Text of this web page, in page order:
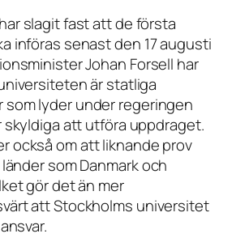
slagit fast att de första
införas senast den 17 augusti
Johan Forsell har
är statliga
lyder under regeringen
skyldiga att utföra uppdraget.
också om att liknande prov
som Danmark och
gör det än mer
att Stockholms universitet